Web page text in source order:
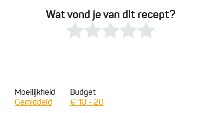
Wat vond je van dit recept?
Moeilijkheid
Gemiddeld
Budget
€ 10 - 20